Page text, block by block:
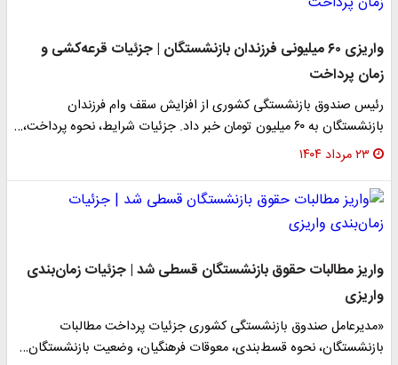
واریزی ۶۰ میلیونی فرزندان بازنشستگان | جزئیات قرعه‌کشی و
زمان پرداخت
رئیس صندوق بازنشستگی کشوری از افزایش سقف وام فرزندان
بازنشستگان به ۶۰ میلیون تومان خبر داد. جزئیات شرایط، نحوه پرداخت،…
۲۳ مرداد ۱۴۰۴
واریز مطالبات حقوق بازنشستگان قسطی شد | جزئیات زمان‌بندی
واریزی
«مدیرعامل صندوق بازنشستگی کشوری جزئیات پرداخت مطالبات
بازنشستگان، نحوه قسط‌بندی، معوقات فرهنگیان، وضعیت بازنشستگان…